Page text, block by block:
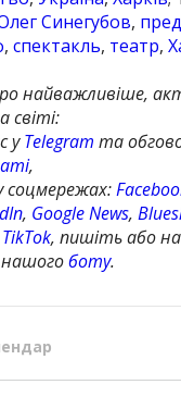
Синегубов,
,спектакль, театр,
найважливіше,
світі:
уTelegram та
,
соцмережах:
, Google News,
TikTok, пишіть або
нашогоботу.